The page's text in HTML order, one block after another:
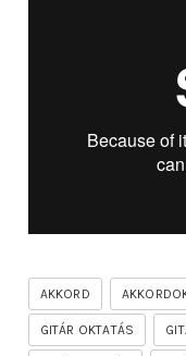
AKKORD
GITÁR OKTATÁS